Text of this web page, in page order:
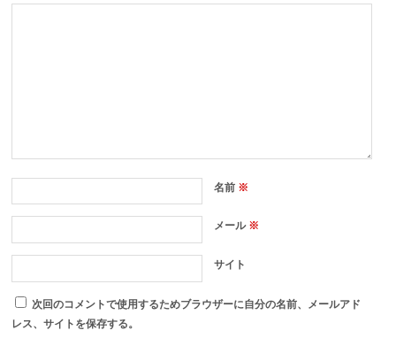
名前 ※
メール※
サイト
次回のコメントで使用するためブラウザーに自分の名前、メールアド
レス、サイトを保存する。